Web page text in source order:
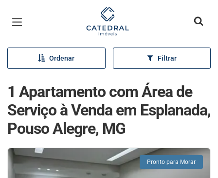
Página inicial
Ordenar Filtrar
1 Apartamento com Área de
Serviço à Venda em Esplanada,
Pouso Alegre, MG
Pronto para Morar